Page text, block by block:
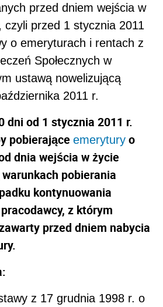
przed dniem wejścia w
czyli przed 1 stycznia 2011
o emeryturach i rentach z
Społecznych w
ustawą nowelizującą
2011 r.
dni od 1 stycznia 2011 r.
pobierające emerytury o
dnia wejścia w życie
pobierania
kontynuowania
z którym
przed dniem nabycia
z 17 grudnia 1998 r. o